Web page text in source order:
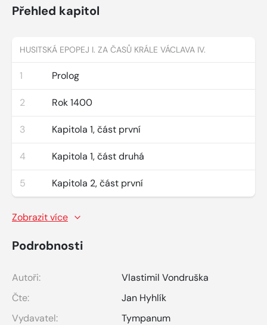
Přehled kapitol
HUSITSKÁ EPOPEJ I. ZA ČASŮ KRÁLE VÁCLAVA IV.
1 Prolog
2 Rok 1400
3 Kapitola 1, část první
4 Kapitola 1, část druhá
5 Kapitola 2, část první
Zobrazit více
Podrobnosti
Autoři:
Vlastimil Vondruška
Čte:
Jan Hyhlík
Vydavatel:
Tympanum